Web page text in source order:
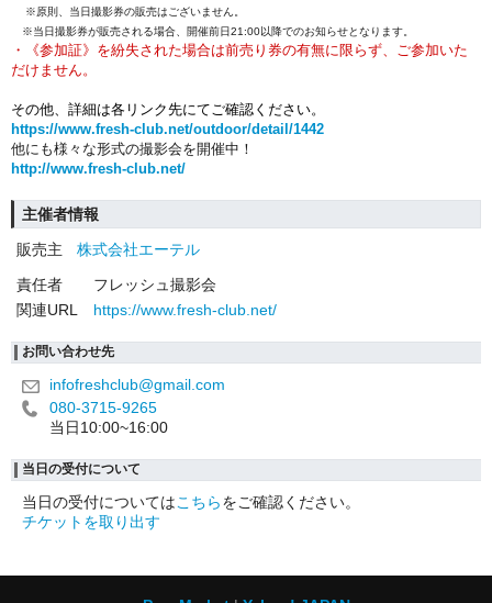
※原則、当日撮影券の販売はございません。
※当日撮影券が販売される場合、開催前日21:00以降でのお知らせとなります。
・《参加証》を紛失された場合は前売り券の有無に限らず、ご参加いた
だけません。
その他、詳細は各リンク先にてご確認ください。
https://www.fresh-club.net/outdoor/detail/1442
他にも様々な形式の撮影会を開催中！
http://www.fresh-club.net/
主催者情報
販売主
株式会社エーテル
責任者
フレッシュ撮影会
関連URL
https://www.fresh-club.net/
お問い合わせ先
infofreshclub@gmail.com
080-3715-9265
当日10:00~16:00
当日の受付について
当日の受付についてはこちらをご確認ください。
チケットを取り出す